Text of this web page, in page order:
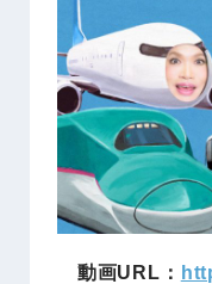
動画URL：